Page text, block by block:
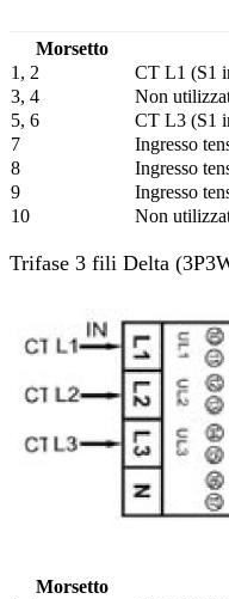
Morsetto
1, 2
CT L1 (S1
3, 4
Non
5, 6
CT L3 (S1
7
Ingresso
8
Ingresso
9
Ingresso
10
Non
Trifase 3 fili Delta
Morsetto